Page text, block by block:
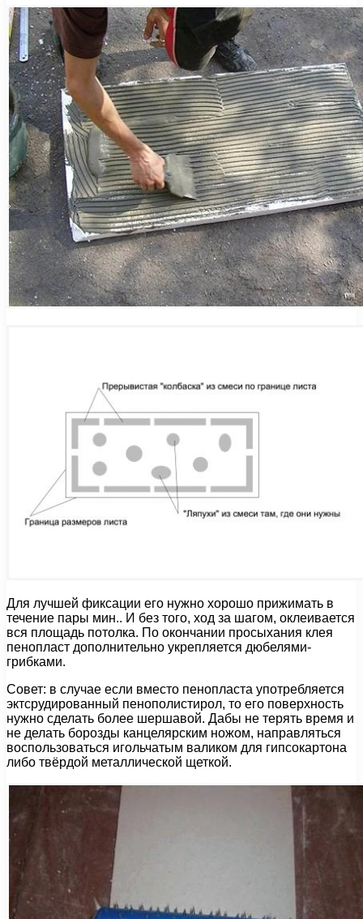
Для лучшей фиксации его нужно хорошо прижимать в
течение пары мин.. И без того, ход за шагом, оклеивается
вся площадь потолка. По окончании просыхания клея
пенопласт дополнительно укрепляется дюбелями-
грибками.
Совет: в случае если вместо пенопласта употребляется
эктсрудированный пенополистирол, то его поверхность
нужно сделать более шершавой. Дабы не терять время и
не делать борозды канцелярским ножом, направляться
воспользоваться игольчатым валиком для гипсокартона
либо твёрдой металлической щеткой.